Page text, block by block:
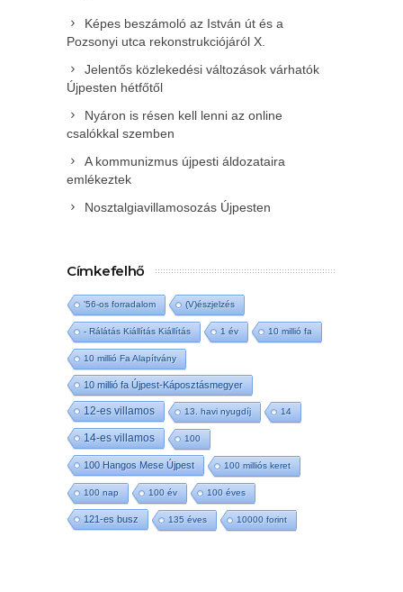
Képes beszámoló az István út és a
Pozsonyi utca rekonstrukciójáról X.
Jelentős közlekedési változások várhatók
Újpesten hétfőtől
Nyáron is résen kell lenni az online
csalókkal szemben
A kommunizmus újpesti áldozataira
emlékeztek
Nosztalgiavillamosozás Újpesten
Címkefelhő
'56-os forradalom (V)észjelzés
- Rálátás Kiállítás Kiállítás 1 év 10 millió fa
10 millió Fa Alapítvány
10 millió fa Újpest-Káposztásmegyer
12-es villamos 13. havi nyugdíj 14
14-es villamos 100
100 Hangos Mese Újpest 100 milliós keret
100 nap 100 év 100 éves
121-es busz 135 éves 10000 forint